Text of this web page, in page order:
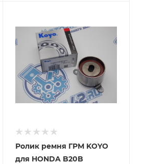
Ролик ремня ГРМ KOYO
для HONDA B20B